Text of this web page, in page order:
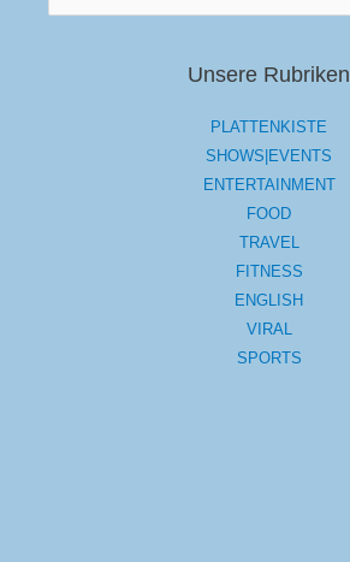
Unsere Rubriken
PLATTENKISTE
SHOWS|EVENTS
ENTERTAINMENT
FOOD
TRAVEL
FITNESS
ENGLISH
VIRAL
SPORTS